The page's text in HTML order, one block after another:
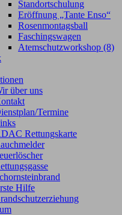
Standortschulung
Eröffnung „Tante Enso“
Rosenmontagsball
Faschingswagen
Atemschutzworkshop (8)
über uns
Termine
Rettungskarte
Hilfe